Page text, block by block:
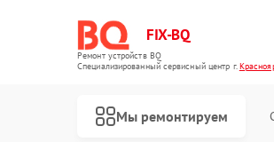
FIX-BQ
Ремонт устройств BQ
Специализированный cервисный центр г.
Мы ремонтируем